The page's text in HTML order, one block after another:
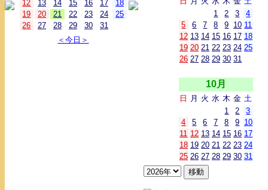
12
13 14 15 16 17
18
19
20 21 22 23 24
25
26
27 28 29 30
31
＜今日＞
1
2 3
4
5
6 7 8 9 10 11
12 13 14 15 16 17 18
19 20 21 22 23 24 25
26 27 28 29 30 31
10月
日 月 火 水 木 金 土
1
2
3
4
5 6 7 8 9 10
11 12 13 14 15 16 17
18 19 20 21 22 23 24
25 26 27 28 29 30 31